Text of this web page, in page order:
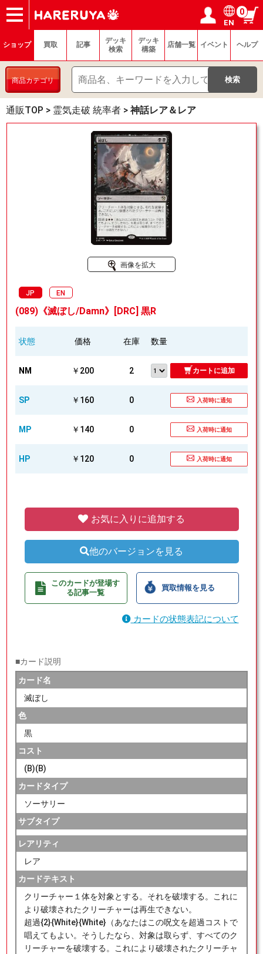
ショップ
買取
記事
デッキ検索
デッキ構築
選手一覧
店舗一覧
イベント
ヘルプ
お問い合わせ ログイン／会員登録
マイページ
EN
0
ショップ 買取 記事
デッキ
検索
デッキ
構築
店舗一覧 イベント ヘルプ
商品カテゴリ
通販TOP > 霊気走破 統率者 > 神話レア＆レア
画像を拡大
JP EN
(089)《滅ぼし/Damn》[DRC] 黒R
状態 価格 在庫 数量
NM ￥200 2 カートに追加
SP ￥160 0 入荷時に通知
MP ￥140 0 入荷時に通知
HP ￥120 0 入荷時に通知
お気に入りに追加する
他のバージョンを見る
このカードが登場す
る記事一覧
買取情報を見る
カードの状態表記について
■カード説明
カード名
滅ぼし
色
黒
コスト
(B)(B)
カードタイプ
ソーサリー
サブタイプ
レアリティ
レア
カードテキスト
クリーチャー１体を対象とする。それを破壊する。これに
より破壊されたクリーチャーは再生できない。
超過{2}{White}{White}（あなたはこの呪文を超過コストで
唱えてもよい。そうしたなら、対象は取らず、すべてのク
リーチャーを破壊する。これにより破壊されたクリーチャ